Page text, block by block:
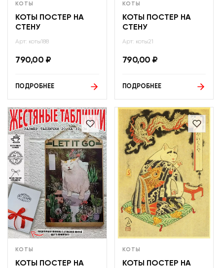
КОТЫ
КОТЫ ПОСТЕР НА
СТЕНУ
Арт: коты188
790,00 ₽
ПОДРОБНЕЕ
КОТЫ
КОТЫ ПОСТЕР НА
СТЕНУ
Арт: коты21
790,00 ₽
ПОДРОБНЕЕ
КОТЫ
КОТЫ ПОСТЕР НА
КОТЫ
КОТЫ ПОСТЕР НА